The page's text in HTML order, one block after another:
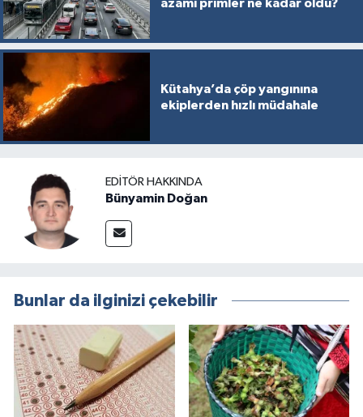
azami primler ne kadar oldu?
Kütahya’da çöp yangınına
ekiplerden hızlı müdahale
EDITÖR HAKKINDA
Bünyamin Doğan
Bunlar da ilginizi çekebilir